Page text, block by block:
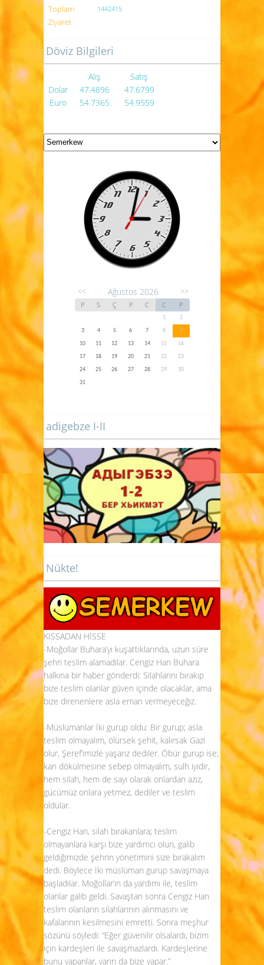
Toplam
Ziyaret
1442415
Döviz Bilgileri
Alış
Satış
Dolar
47.4896
47.6799
Euro
54.7365 54.9559
<< Ağustos 2026 >>
P S Ç P C C P
1
2
3
4 5 6 7 8
9
10
11 12 13 14 15
16
17
18 19 20 21 22
23
24
25 26 27 28 29
30
31
adigebze I-II
Nükte!
KISSADAN HİSSE
-Moğollar Buhara’yı kuşattıklarında, uzun süre
şehri teslim alamadılar. Cengiz Han Buhara
halkına bir haber gönderdi: Silahlarını bırakıp
bize teslim olanlar güven içinde olacaklar, ama
bize direnenlere asla eman vermeyeceğiz.
-Müslümanlar İki gurup oldu: Bir gurup; asla
teslim olmayalım, ölürsek şehit, kalırsak Gazi
olur, Şeref’imizle yaşarız dediler. Öbür gurup ise;
kan dökülmesine sebep olmayalım, sulh iyidir,
hem silah, hem de sayı olarak onlardan azız,
gücümüz onlara yetmez, dediler ve teslim
oldular.
-Cengiz Han, silah bırakanlara; teslim
olmayanlara karşı bize yardımcı olun, galib
geldiğimizde şehrin yönetimini size bırakalım
dedi. Böylece İki müslüman gurup savaşmaya
başladılar. Moğollar’ın da yardımı ile, teslim
olanlar galib geldi. Savaştan sonra Cengiz Han
teslim olanların silahlarının alınmasını ve
kafalarının kesilmesini emretti. Sonra meşhur
sözünü söyledi: “Eğer güvenilir olsalardı, bizim
için kardeşleri ile savaşmazlardı. Kardeşlerine
bunu yapanlar, yarın da bize yapar.”